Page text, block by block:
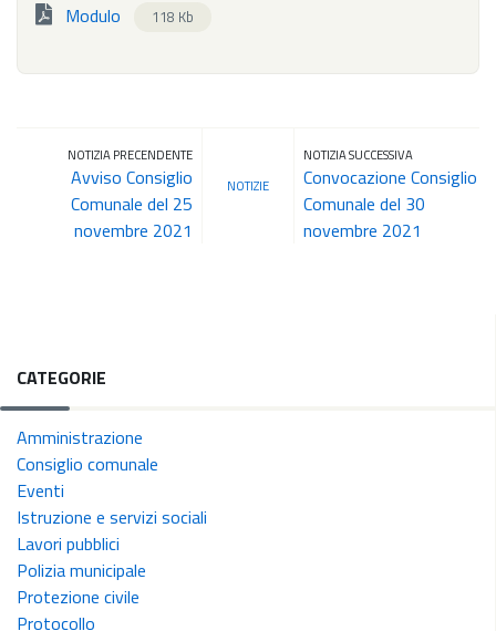
Modulo 118 Kb
NOTIZIA PRECENDENTE
Avviso Consiglio
Comunale del 25
novembre 2021
NOTIZIE
NOTIZIA SUCCESSIVA
Convocazione Consiglio
Comunale del 30
novembre 2021
CATEGORIE
Amministrazione
Consiglio comunale
Eventi
Istruzione e servizi sociali
Lavori pubblici
Polizia municipale
Protezione civile
Protocollo